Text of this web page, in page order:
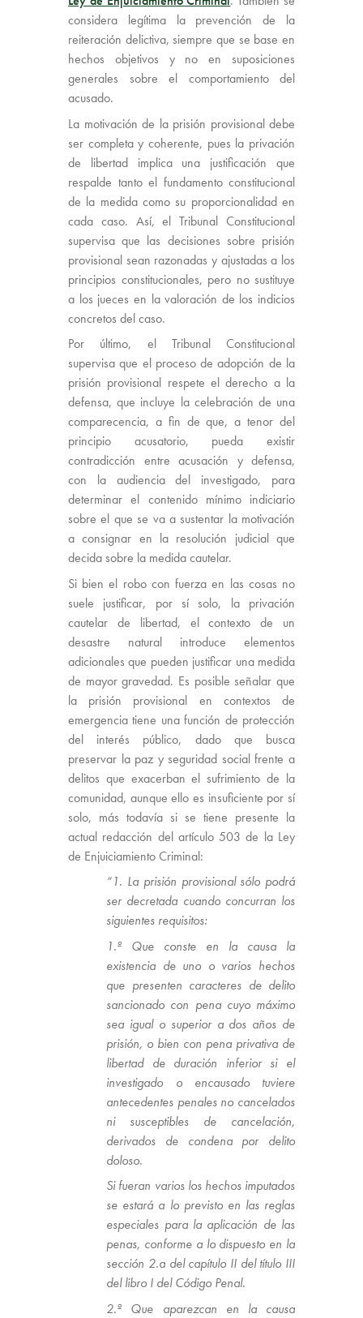
considera legítima la prevención de la
reiteración delictiva, siempre que se base en
hechos objetivos y no en suposiciones
generales sobre el comportamiento del
acusado.
La motivación de la prisión provisional debe
ser completa y coherente, pues la privación
de libertad implica una justificación que
respalde tanto el fundamento constitucional
de la medida como su proporcionalidad en
cada caso. Así, el Tribunal Constitucional
supervisa que las decisiones sobre prisión
provisional sean razonadas y ajustadas a los
principios constitucionales, pero no sustituye
a los jueces en la valoración de los indicios
concretos del caso.
Por último, el Tribunal Constitucional
supervisa que el proceso de adopción de la
prisión provisional respete el derecho a la
defensa, que incluye la celebración de una
comparecencia, a fin de que, a tenor del
principio acusatorio, pueda existir
contradicción entre acusación y defensa,
con la audiencia del investigado, para
determinar el contenido mínimo indiciario
sobre el que se va a sustentar la motivación
a consignar en la resolución judicial que
decida sobre la medida cautelar.
Si bien el robo con fuerza en las cosas no
suele justificar, por sí solo, la privación
cautelar de libertad, el contexto de un
desastre natural introduce elementos
adicionales que pueden justificar una medida
de mayor gravedad. Es posible señalar que
la prisión provisional en contextos de
emergencia tiene una función de protección
del interés público, dado que busca
preservar la paz y seguridad social frente a
delitos que exacerban el sufrimiento de la
comunidad, aunque ello es insuficiente por sí
solo, más todavía si se tiene presente la
actual redacción del artículo 503 de la Ley
de Enjuiciamiento Criminal:
“1. La prisión provisional sólo podrá
ser decretada cuando concurran los
siguientes requisitos:
1.º Que conste en la causa la
existencia de uno o varios hechos
que presenten caracteres de delito
sancionado con pena cuyo máximo
sea igual o superior a dos años de
prisión, o bien con pena privativa de
libertad de duración inferior si el
investigado o encausado tuviere
antecedentes penales no cancelados
ni susceptibles de cancelación,
derivados de condena por delito
doloso.
Si fueran varios los hechos imputados
se estará a lo previsto en las reglas
especiales para la aplicación de las
penas, conforme a lo dispuesto en la
sección 2.a del capítulo II del título III
del libro I del Código Penal.
2.º Que aparezcan en la causa